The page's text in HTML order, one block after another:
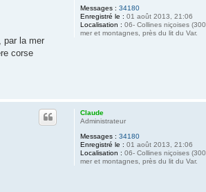
Messages : 34180
Enregistré le : 01 août 2013, 21:06
Localisation : 06- Collines niçoises
mer et montagnes, près du lit du Var.
par la mer
corse
Claude
Administrateur
Messages : 34180
Enregistré le : 01 août 2013, 21:06
Localisation : 06- Collines niçoises
mer et montagnes, près du lit du Var.